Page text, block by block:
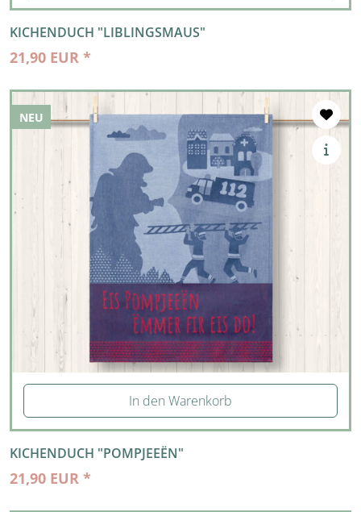
KICHENDUCH "LIBLINGSMAUS"
21,90 EUR *
NEU
NEU
In den Warenkorb
KICHENDUCH "POMPJEEËN"
21,90 EUR *